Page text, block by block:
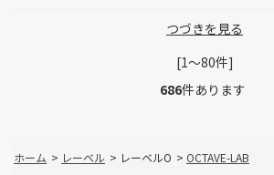
つづきを見る
[1～80件]
686件あります
ホーム > レーベル > レーベルO > OCTAVE-LAB